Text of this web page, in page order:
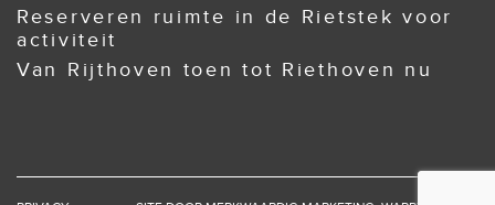
Reserveren ruimte in de Rietstek voor
activiteit
Van Rijthoven toen tot Riethoven nu